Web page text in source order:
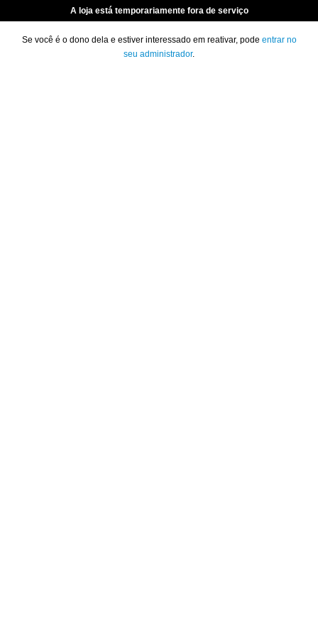
A loja está temporariamente fora de serviço
Se você é o dono dela e estiver interessado em reativar, pode entrar no
seu administrador.